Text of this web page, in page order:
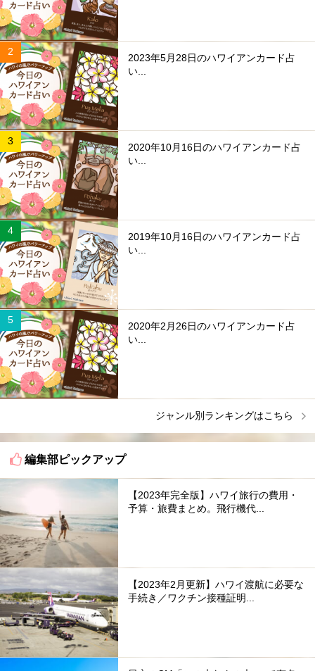
2023年5月28日のハワイアンカード占
い...
2020年10月16日のハワイアンカード占
い...
2019年10月16日のハワイアンカード占
い...
2020年2月26日のハワイアンカード占
い...
ジャンル別ランキングはこちら
編集部ピックアップ
【2023年完全版】ハワイ旅行の費用・
予算・旅費まとめ。飛行機代...
【2023年2月更新】ハワイ渡航に必要な
手続き／ワクチン接種証明...